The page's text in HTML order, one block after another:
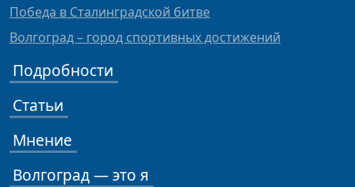
Победа в Сталинградской битве
Волгоград – город спортивных достижений
Подробности
Статьи
Мнение
Волгоград — это я